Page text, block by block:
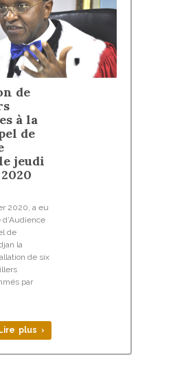
de
à la
de
jeudi
2020, a eu
de
la
de six
par
Lire plus ›